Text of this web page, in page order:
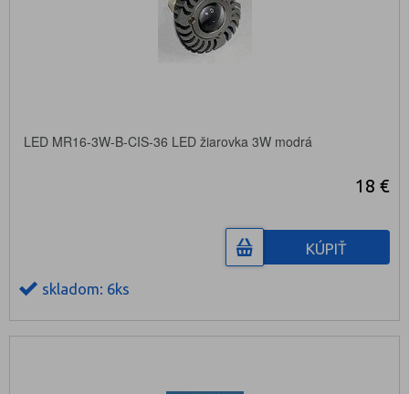
LED MR16-3W-B-CIS-36 LED žiarovka 3W modrá
18 €
KÚPIŤ
skladom: 6ks